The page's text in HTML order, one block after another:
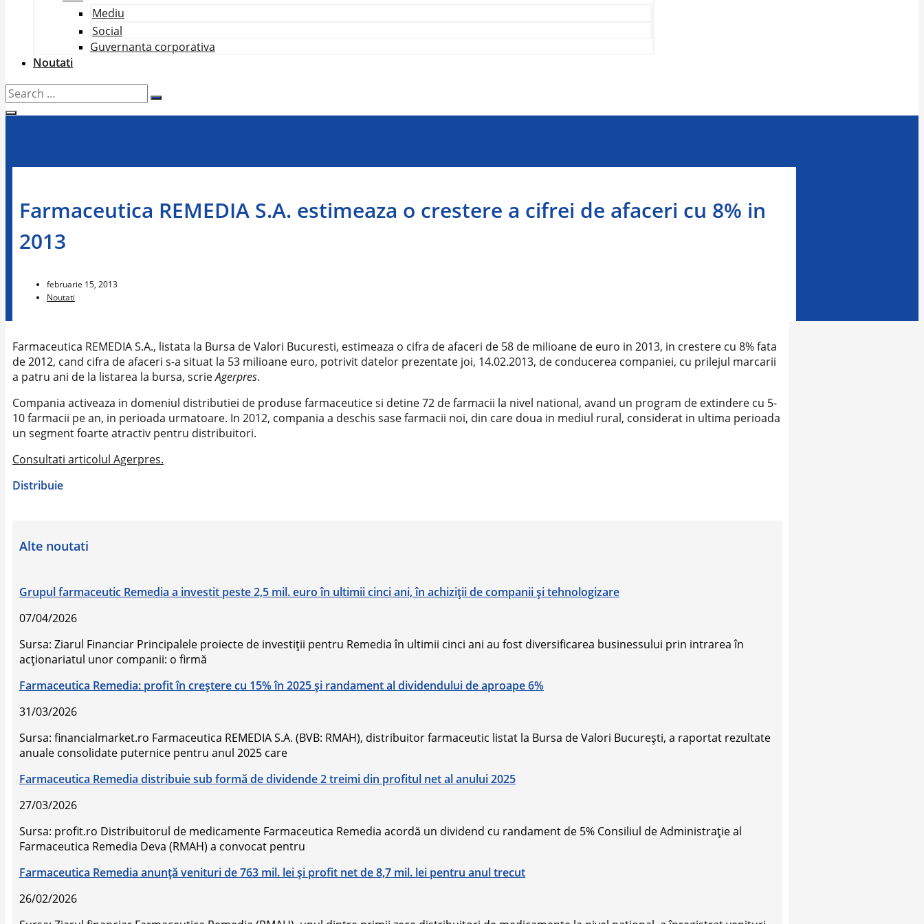
Mediu
Social
Guvernanta corporativa
Noutati
Search
…
Farmaceutica REMEDIA S.A. estimeaza o crestere a cifrei de afaceri cu 8% in
2013
februarie 15, 2013
Noutati
Farmaceutica REMEDIA S.A., listata la Bursa de Valori Bucuresti, estimeaza o cifra de afaceri de 58 de milioane de euro in 2013, in crestere cu 8% fata
de 2012, cand cifra de afaceri s-a situat la 53 milioane euro, potrivit datelor prezentate joi, 14.02.2013, de conducerea companiei, cu prilejul marcarii
a patru ani de la listarea la bursa, scrieAgerpres.
Compania activeaza in domeniul distributiei de produse farmaceutice si detine 72 de farmacii la nivel national, avand un program de extindere cu 5-
10 farmacii pe an, in perioada urmatoare. In 2012, compania a deschis sase farmacii noi, din care doua in mediul rural, considerat in ultima perioada
un segment foarte atractiv pentru distribuitori.
Consultati articolul Agerpres.
Distribuie
Alte noutati
Grupul farmaceutic Remedia a investit peste 2,5 mil. euro în ultimii cinci ani, în achiziţii de companii şi tehnologizare
07/04/2026
Sursa: Ziarul Financiar Principalele proiecte de investiţii pentru Remedia în ultimii cinci ani au fost diversificarea businessului prin intrarea în
acţionariatul unor companii: o firmă
Farmaceutica Remedia: profit în creștere cu 15% în 2025 și randament al dividendului de aproape 6%
31/03/2026
Sursa: financialmarket.ro Farmaceutica REMEDIA S.A. (BVB: RMAH), distribuitor farmaceutic listat la Bursa de Valori București, a raportat rezultate
anuale consolidate puternice pentru anul 2025 care
Farmaceutica Remedia distribuie sub formă de dividende 2 treimi din profitul net al anului 2025
27/03/2026
Sursa: profit.ro Distribuitorul de medicamente Farmaceutica Remedia acordă un dividend cu randament de 5% Consiliul de Administrație al
Farmaceutica Remedia Deva (RMAH) a convocat pentru
Farmaceutica Remedia anunţă venituri de 763 mil. lei şi profit net de 8,7 mil. lei pentru anul trecut
26/02/2026